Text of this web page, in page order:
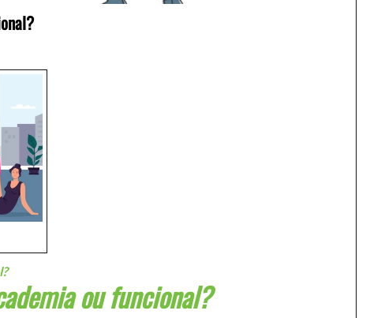
ou funcional?